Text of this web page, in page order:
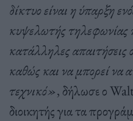
δίκτυο είναι η ύπαρξη
κυψελωτής τηλεφωνίας
κατάλληλες απαιτήσεις
καθώς και να μπορεί να
τεχνικό», δήλωσε ο
διοικητής για τα